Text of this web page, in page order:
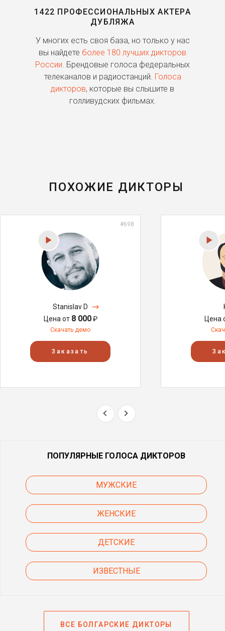
1422 ПРОФЕССИОНАЛЬНЫХ АКТЕРА
ДУБЛЯЖА
У многих есть своя база, но только у нас
вы найдете более 180 лучших дикторов
России. Брендовые голоса федеральных
телеканалов и радиостанций. Голоса
дикторов, которые вы слышите в
голливудских фильмах.
ПОХОЖИЕ ДИКТОРЫ
#698
Stanislav D
Цена от 8 000₽
Скачать демо
Заказать
Цена
ПОПУЛЯРНЫЕ ГОЛОСА ДИКТОРОВ
МУЖСКИЕ
ЖЕНСКИЕ
ДЕТСКИЕ
ИЗВЕСТНЫЕ
ВСЕ БОЛГАРСКИЕ ДИКТОРЫ